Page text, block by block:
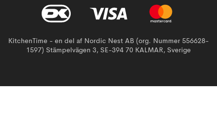
KitchenTime - en del af Nordic Nest AB (org. Nummer 556628-
1597) Stämpelvägen 3, SE-394 70 KALMAR, Sverige